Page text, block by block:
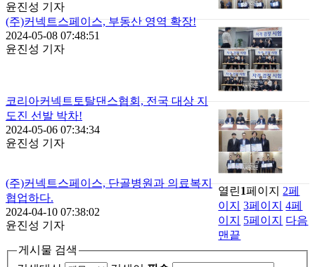
윤진성 기자
(주)커넥트스페이스, 부동산 영역 확장!
2024-05-08 07:48:51
윤진성 기자
코리아커넥트토탈댄스협회, 전국 대상 지
도진 선발 박차!
2024-05-06 07:34:34
윤진성 기자
(주)커넥트스페이스, 단골병원과 의료복지
협업하다.
2024-04-10 07:38:02
윤진성 기자
열린1페이지 2페
이지
3페이지 4페
이지
5페이지
다음
맨끝
게시물 검색